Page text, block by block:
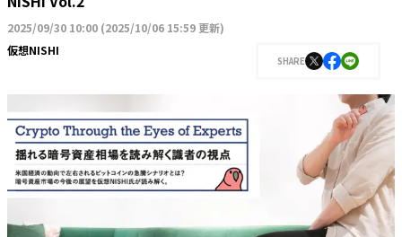
2025/09/30 10:00 (2025/10/06 15:59 更新)
仮想NISHI
SHARE